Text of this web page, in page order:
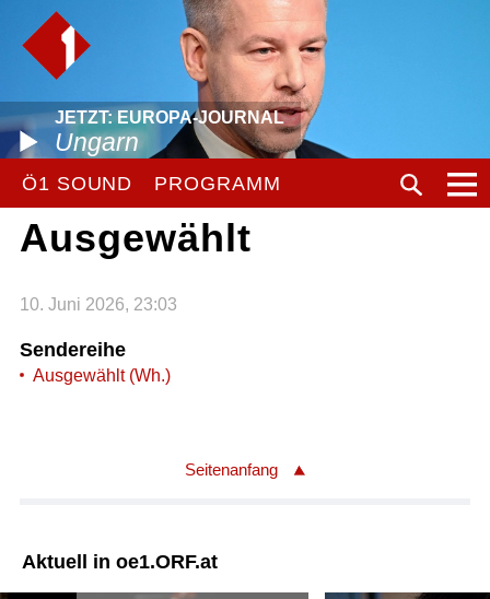
JETZT: EUROPA-JOURNAL
Ungarn
Ö1 SOUND PROGRAMM
Ausgewählt
10. Juni 2026, 23:03
Sendereihe
Ausgewählt (Wh.)
Seitenanfang
Aktuell in oe1.ORF.at